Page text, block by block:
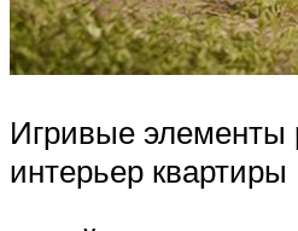
Игривые элементы
интерьер квартиры